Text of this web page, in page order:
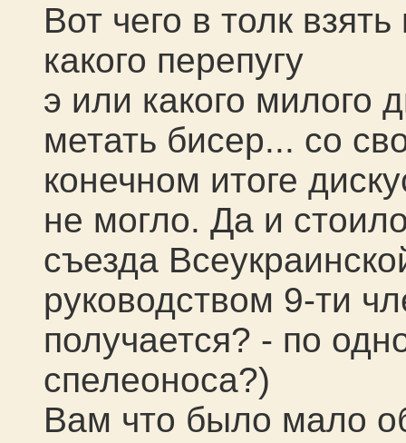
Вот чего в толк
какого перепугу
э или какого милого
метать бисер... со
конечном итоге
не могло. Да и
съезда
руководством 9-ти
получается? - по
спелеоноса?)
Вам что было мало